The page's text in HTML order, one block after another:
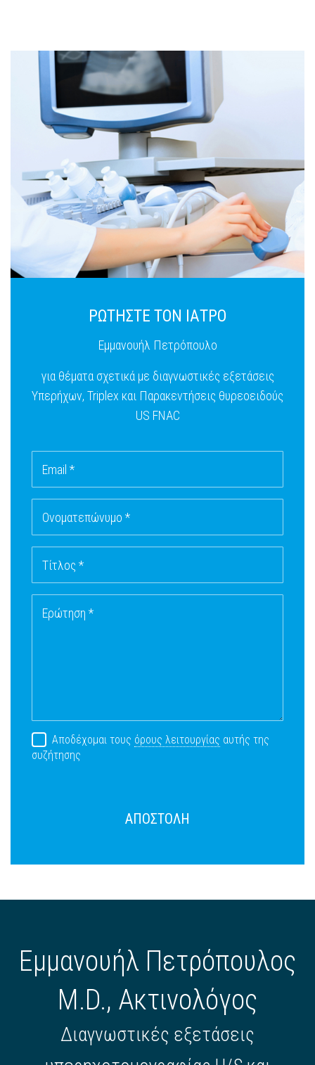
ΡΩΤΗΣΤΕ ΤΟΝ ΙΑΤΡΟ
Εμμανουήλ Πετρόπουλο
για θέματα σχετικά με διαγνωστικές εξετάσεις
Υπερήχων, Triplex και Παρακεντήσεις θυρεοειδούς
US FNAC
Email *
Ονοματεπώνυμο *
Τίτλος *
Ερώτηση *
Αποδέχομαι τους όρους λειτουργίας αυτής της
συζήτησης
ΑΠΟΣΤΟΛΗ
Εμμανουήλ Πετρόπουλος
M.D., Ακτινολόγος
Διαγνωστικές εξετάσεις